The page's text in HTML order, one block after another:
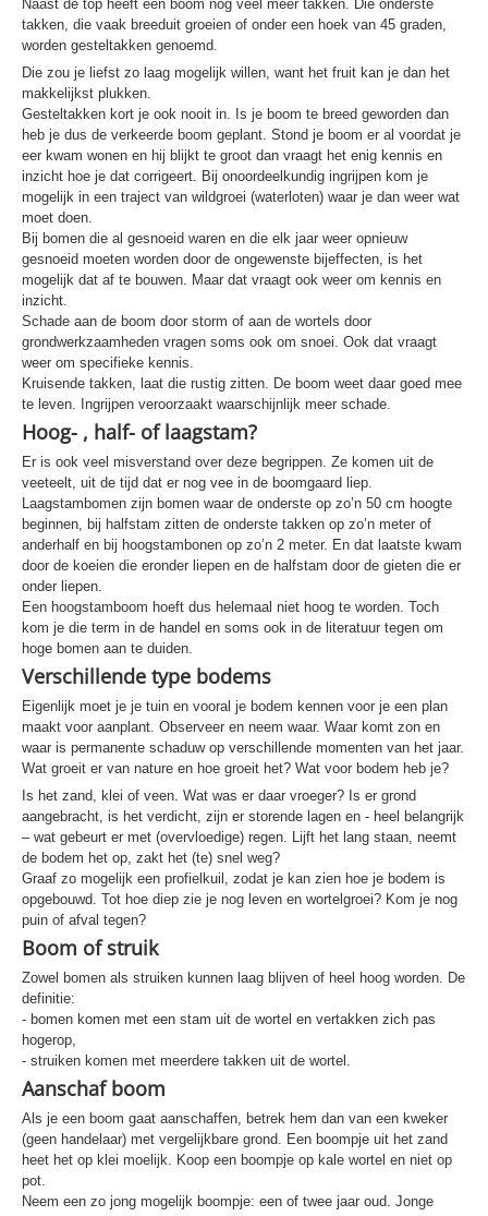
Naast de top heeft een boom nog veel meer takken. Die onderste
takken, die vaak breeduit groeien of onder een hoek van 45 graden,
worden gesteltakken genoemd.
Die zou je liefst zo laag mogelijk willen, want het fruit kan je dan het
makkelijkst plukken.
Gesteltakken kort je ook nooit in. Is je boom te breed geworden dan
heb je dus de verkeerde boom geplant. Stond je boom er al voordat je
eer kwam wonen en hij blijkt te groot dan vraagt het enig kennis en
inzicht hoe je dat corrigeert. Bij onoordeelkundig ingrijpen kom je
mogelijk in een traject van wildgroei (waterloten) waar je dan weer wat
moet doen.
Bij bomen die al gesnoeid waren en die elk jaar weer opnieuw
gesnoeid moeten worden door de ongewenste bijeffecten, is het
mogelijk dat af te bouwen. Maar dat vraagt ook weer om kennis en
inzicht.
Schade aan de boom door storm of aan de wortels door
grondwerkzaamheden vragen soms ook om snoei. Ook dat vraagt
weer om specifieke kennis.
Kruisende takken, laat die rustig zitten. De boom weet daar goed mee
te leven. Ingrijpen veroorzaakt waarschijnlijk meer schade.
Hoog- , half- of laagstam?
Er is ook veel misverstand over deze begrippen. Ze komen uit de
veeteelt, uit de tijd dat er nog vee in de boomgaard liep.
Laagstambomen zijn bomen waar de onderste op zo’n 50 cm hoogte
beginnen, bij halfstam zitten de onderste takken op zo’n meter of
anderhalf en bij hoogstambonen op zo’n 2 meter. En dat laatste kwam
door de koeien die eronder liepen en de halfstam door de gieten die er
onder liepen.
Een hoogstamboom hoeft dus helemaal niet hoog te worden. Toch
kom je die term in de handel en soms ook in de literatuur tegen om
hoge bomen aan te duiden.
Verschillende type bodems
Eigenlijk moet je je tuin en vooral je bodem kennen voor je een plan
maakt voor aanplant. Observeer en neem waar. Waar komt zon en
waar is permanente schaduw op verschillende momenten van het jaar.
Wat groeit er van nature en hoe groeit het? Wat voor bodem heb je?
Is het zand, klei of veen. Wat was er daar vroeger? Is er grond
aangebracht, is het verdicht, zijn er storende lagen en - heel belangrijk
– wat gebeurt er met (overvloedige) regen. Lijft het lang staan, neemt
de bodem het op, zakt het (te) snel weg?
Graaf zo mogelijk een profielkuil, zodat je kan zien hoe je bodem is
opgebouwd. Tot hoe diep zie je nog leven en wortelgroei? Kom je nog
puin of afval tegen?
Boom of struik
Zowel bomen als struiken kunnen laag blijven of heel hoog worden. De
definitie:
- bomen komen met een stam uit de wortel en vertakken zich pas
hogerop,
- struiken komen met meerdere takken uit de wortel.
Aanschaf boom
Als je een boom gaat aanschaffen, betrek hem dan van een kweker
(geen handelaar) met vergelijkbare grond. Een boompje uit het zand
heet het op klei moelijk. Koop een boompje op kale wortel en niet op
pot.
Neem een zo jong mogelijk boompje: een of twee jaar oud. Jonge